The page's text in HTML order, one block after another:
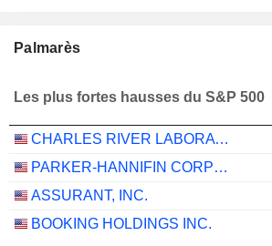
Palmarès
Les plus fortes hausses du S&P 500
CHARLES RIVER LABORATORIES INTERNATIONAL, INC.
PARKER-HANNIFIN CORPORATION
ASSURANT, INC.
BOOKING HOLDINGS INC.